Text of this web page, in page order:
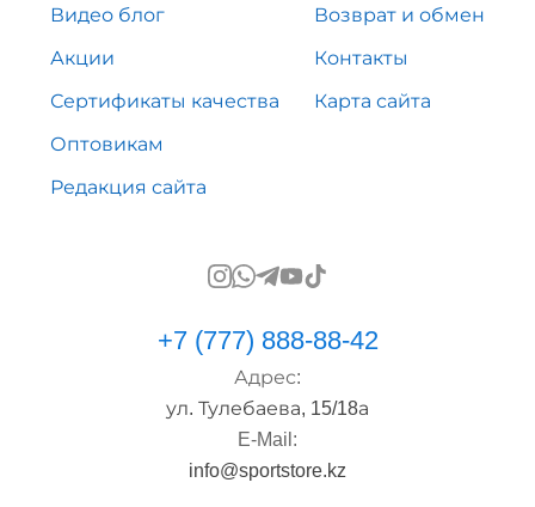
Видео блог
Акции
Сертификаты качества
Оптовикам
Редакция сайта
Возврат и обмен
Контакты
Карта сайта
+7 (777) 888-88-42
Адрес:
ул. Тулебаева, 15/18а
E-Mail:
info@sportstore.kz